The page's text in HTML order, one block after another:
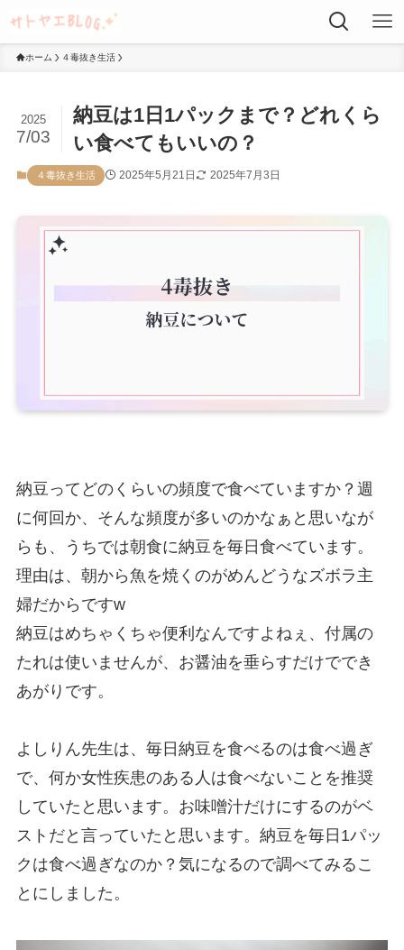
ホーム ４毒抜き生活
納豆は1日1パックまで？どれくら
い食べてもいいの？
2025
7/03
４毒抜き生活 2025年5月21日 2025年7月3日
納豆ってどのくらいの頻度で食べていますか？週
に何回か、そんな頻度が多いのかなぁと思いなが
らも、うちでは朝食に納豆を毎日食べています。
理由は、朝から魚を焼くのがめんどうなズボラ主
婦だからですw
納豆はめちゃくちゃ便利なんですよねぇ、付属の
たれは使いませんが、お醤油を垂らすだけででき
あがりです。
よしりん先生は、毎日納豆を食べるのは食べ過ぎ
で、何か女性疾患のある人は食べないことを推奨
していたと思います。お味噌汁だけにするのがベ
ストだと言っていたと思います。納豆を毎日1パッ
クは食べ過ぎなのか？気になるので調べてみるこ
とにしました。